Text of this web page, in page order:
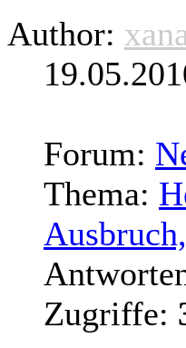
Author:
Forum:
Thema:
Zugriffe: